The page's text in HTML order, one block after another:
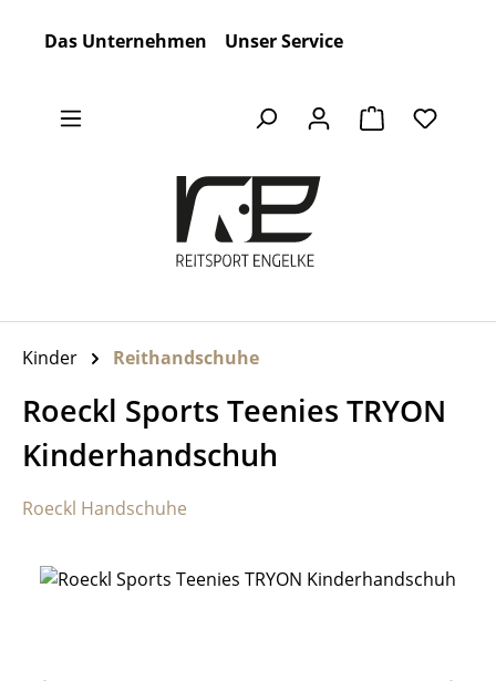
Das Unternehmen Unser Service
Warenkorb
Kinder Reithandschuhe
Roeckl Sports Teenies TRYON
Kinderhandschuh
Roeckl Handschuhe
Bildergalerie überspringen